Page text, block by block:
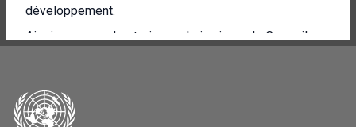
développement.
Ainsi, au cours des trois prochains jours, le Conseil
Le Conseil entend actuellement ce matin Mama Fatima
Singhate, la Rapporteuse spéciale sur la vente